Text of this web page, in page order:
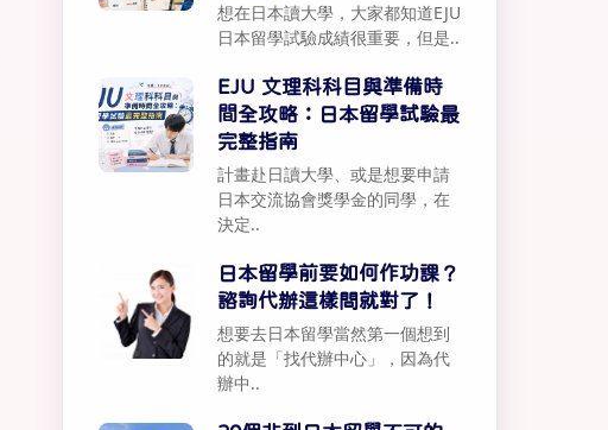
想在日本讀大學，大家都知道EJU
日本留學試驗成績很重要，但是..
EJU 文理科科目與準備時
間全攻略：日本留學試驗最
完整指南
計畫赴日讀大學、或是想要申請
日本交流協會獎學金的同學，在
決定..
日本留學前要如何作功課？
諮詢代辦這樣問就對了！
想要去日本留學當然第一個想到
的就是「找代辦中心」，因為代
辦中..